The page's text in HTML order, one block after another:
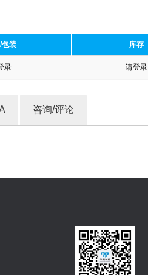
包装 库存
录 请登录
咨询/评论